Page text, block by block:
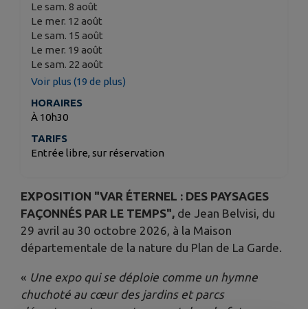
Le sam. 8 août
Le mer. 12 août
Le sam. 15 août
Le mer. 19 août
Le sam. 22 août
Voir plus (19 de plus)
HORAIRES
À 10h30
TARIFS
Entrée libre, sur réservation
EXPOSITION "VAR ÉTERNEL : DES PAYSAGES
FAÇONNÉS PAR LE TEMPS", de Jean Belvisi, du
29 avril au 30 octobre 2026, à la Maison
départementale de la nature du Plan de La Garde.
« Une expo qui se déploie comme un hymne
chuchoté au cœur des jardins et parcs